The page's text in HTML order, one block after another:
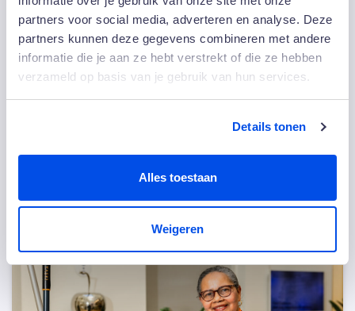
partners voor social media, adverteren en analyse. Deze
partners kunnen deze gegevens combineren met andere
informatie die je aan ze hebt verstrekt of die ze hebben
verzameld op basis van je gebruik van hun services.
Details tonen
Alles toestaan
Weigeren
innoveren en hoe we techniek en gastvrijheid zo
optimaal mogelijk kunnen verbinden.”
Meer weten over hotelkamer van de toekomst? Kijk
Anderen bekeken ook